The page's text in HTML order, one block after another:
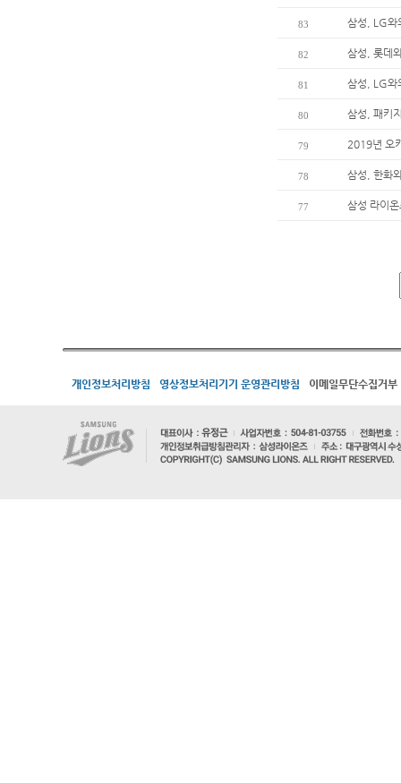
83 삼성, LG와
82 삼성, 롯데
81 삼성, LG와
80 삼성, 패키
79 2019년 오
78 삼성, 한화
77 삼성 라이
개인정보처리방침 영상정보처리기기 운영관리방침 이메일무단수집거부